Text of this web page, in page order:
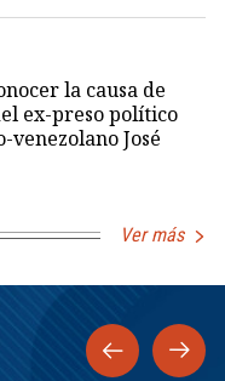
la causa de
ex-preso político
venezolano José
Ver más